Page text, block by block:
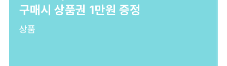
구매시 상품권 1만원 증정
상품